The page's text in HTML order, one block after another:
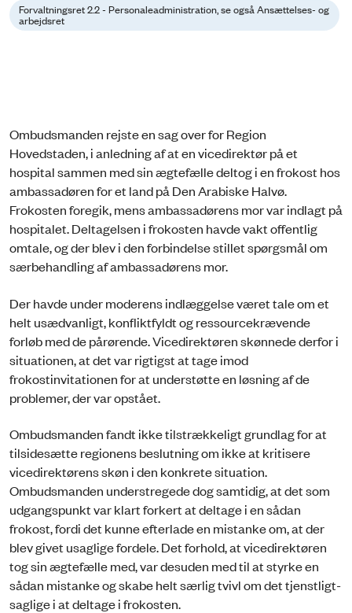
Forvaltningsret 2.2 - Personaleadministration, se også Ansættelses- og
arbejdsret
Ombudsmanden rejste en sag over for Region
Hovedstaden, i anledning af at en vicedirektør på et
hospital sammen med sin ægtefælle deltog i en frokost hos
ambassadøren for et land på Den Arabiske Halvø.
Frokosten foregik, mens ambassadørens mor var indlagt på
hospitalet. Deltagelsen i frokosten havde vakt offentlig
omtale, og der blev i den forbindelse stillet spørgsmål om
særbehandling af ambassadørens mor.
Der havde under moderens indlæggelse været tale om et
helt usædvanligt, konfliktfyldt og ressourcekrævende
forløb med de pårørende. Vicedirektøren skønnede derfor i
situationen, at det var rigtigst at tage imod
frokostinvitationen for at understøtte en løsning af de
problemer, der var opstået.
Ombudsmanden fandt ikke tilstrækkeligt grundlag for at
tilsidesætte regionens beslutning om ikke at kritisere
vicedirektørens skøn i den konkrete situation.
Ombudsmanden understregede dog samtidig, at det som
udgangspunkt var klart forkert at deltage i en sådan
frokost, fordi det kunne efterlade en mistanke om, at der
blev givet usaglige fordele. Det forhold, at vicedirektøren
tog sin ægtefælle med, var desuden med til at styrke en
sådan mistanke og skabe helt særlig tvivl om det tjenstligt-
saglige i at deltage i frokosten.